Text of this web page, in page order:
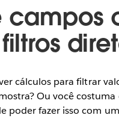
campos
cálculos para filtrar
Ou você
poder fazer isso com